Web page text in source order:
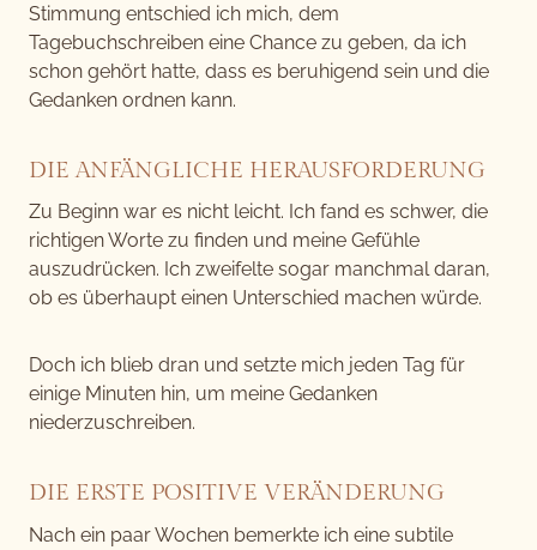
Stimmung entschied ich mich, dem
Tagebuchschreiben eine Chance zu geben, da ich
schon gehört hatte, dass es beruhigend sein und die
Gedanken ordnen kann.
DIE ANFÄNGLICHE HERAUSFORDERUNG
Zu Beginn war es nicht leicht. Ich fand es schwer, die
richtigen Worte zu finden und meine Gefühle
auszudrücken. Ich zweifelte sogar manchmal daran,
ob es überhaupt einen Unterschied machen würde.
Doch ich blieb dran und setzte mich jeden Tag für
einige Minuten hin, um meine Gedanken
niederzuschreiben.
DIE ERSTE POSITIVE VERÄNDERUNG
Nach ein paar Wochen bemerkte ich eine subtile